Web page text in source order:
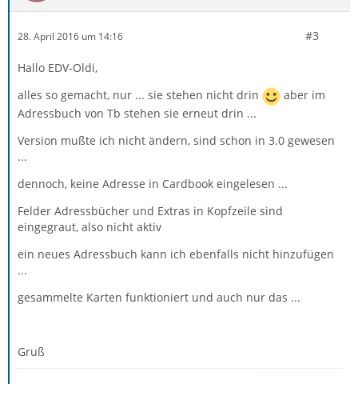
28. April 2016 um 14:16 #3
Hallo EDV-Oldi,
alles so gemacht, nur ... sie stehen nicht drin
aber im
Adressbuch von Tb stehen sie erneut drin ...
Version mußte ich nicht ändern, sind schon in 3.0 gewesen
...
dennoch, keine Adresse in Cardbook eingelesen ...
Felder Adressbücher und Extras in Kopfzeile sind
eingegraut, also nicht aktiv
ein neues Adressbuch kann ich ebenfalls nicht hinzufügen
...
gesammelte Karten funktioniert und auch nur das ...
Gruß